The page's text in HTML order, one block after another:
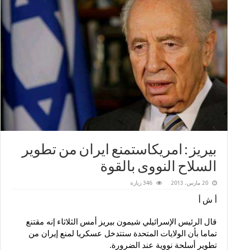
بيريز : امريكاستمنع ايران من تطوير
السلاح النووى بالقوة
20 مارس، 2013 346 زيارة
أ ش أ
قال الرئيس الإسرائيلي شيمون بيريز أمس الثلاثاء إنه مقتنع
تماما بأن الولايات المتحدة ستتدخل عسكريا لمنع إيران من
تطوير أسلحة نووية عند الضرورة.